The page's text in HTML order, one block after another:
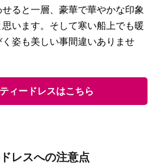
ると一層、豪華で華やかな印象
います。そして寒い船上でも暖
姿も美しい事間違いありませ
ィードレスはこちら
レスへの注意点